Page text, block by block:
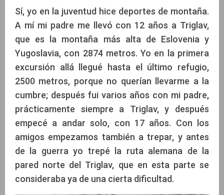
Sí, yo en la juventud hice deportes de montaña.
A mí mi padre me llevó con 12 años a Triglav,
que es la montaña más alta de Eslovenia y
Yugoslavia, con 2874 metros. Yo en la primera
excursión allá llegué hasta el último refugio,
2500 metros, porque no querían llevarme a la
cumbre; después fui varios años con mi padre,
prácticamente siempre a Triglav, y después
empecé a andar solo, con 17 años. Con los
amigos empezamos también a trepar, y antes
de la guerra yo trepé la ruta alemana de la
pared norte del Triglav, que en esta parte se
consideraba ya de una cierta dificultad.